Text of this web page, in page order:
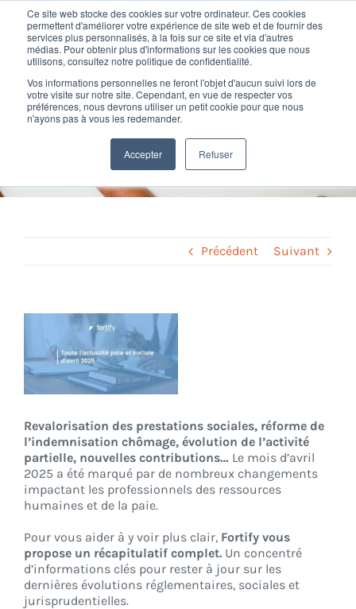
Ce site web stocke des cookies sur votre ordinateur. Ces cookies
permettent d'améliorer votre expérience de site web et de fournir des
services plus personnalisés, à la fois sur ce site et via d'autres
médias. Pour obtenir plus d'informations sur les cookies que nous
utilisons, consultez notre politique de confidentialité.
Vos informations personnelles ne feront l'objet d'aucun suivi lors de
votre visite sur notre site. Cependant, en vue de respecter vos
préférences, nous devrons utiliser un petit cookie pour que nous
n'ayons pas à vous les redemander.
Accepter Refuser
Passer
contenu
Nos offres
Formation
Nos clients
Fortify
Support
Toute l’actualité paie et
sociale d’avril 2025
Précédent Suivant
agrandie
Revalorisation des prestations sociales, réforme de
l’indemnisation chômage, évolution de l’activité
partielle, nouvelles contributions… Le mois d’avril
2025 a été marqué par de nombreux changements
impactant les professionnels des ressources
humaines et de la paie.
Pour vous aider à y voir plus clair, Fortify vous
propose un récapitulatif complet. Un concentré
d’informations clés pour rester à jour sur les
dernières évolutions réglementaires, sociales et
jurisprudentielles.